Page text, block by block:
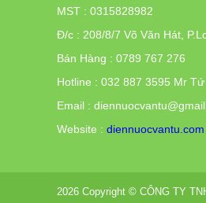
MST : 0315828982
Đ/c : 208/8/7 Võ Văn Hát,
Bán Hàng : 0789 767 276
Hotline : 032 887 3595 Mr Tứ
Email :
Website : diennuocvantu.com
2026 Copyright © CÔNG TY